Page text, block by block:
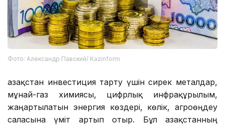
Фото: Александр Павский/ Kazinform
Қазақстан инвестиция тарту үшін сирек металдар,
мұнай-газ химиясы, цифрлық инфрақұрылым,
жаңартылатын энергия көздері, көлік, агроөңдеу
саласына үміт артып отыр. Бұл Қазақстанның